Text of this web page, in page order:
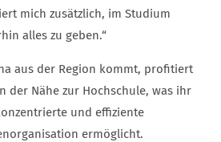
mich zusätzlich, im Studium
alles zu geben.“
aus der Region kommt, profitiert
der Nähe zur Hochschule, was ihr
und effiziente
ermöglicht.